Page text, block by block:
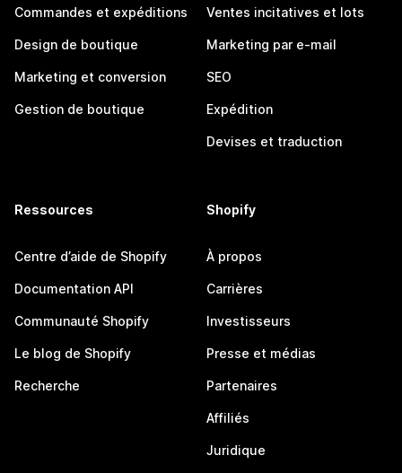
Commandes et expéditions
Design de boutique
Marketing et conversion
Gestion de boutique
Ventes incitatives et lots
Marketing par e-mail
SEO
Expédition
Devises et traduction
Ressources
Centre d’aide de Shopify
Documentation API
Communauté Shopify
Le blog de Shopify
Recherche
Shopify
À propos
Carrières
Investisseurs
Presse et médias
Partenaires
Affiliés
Juridique